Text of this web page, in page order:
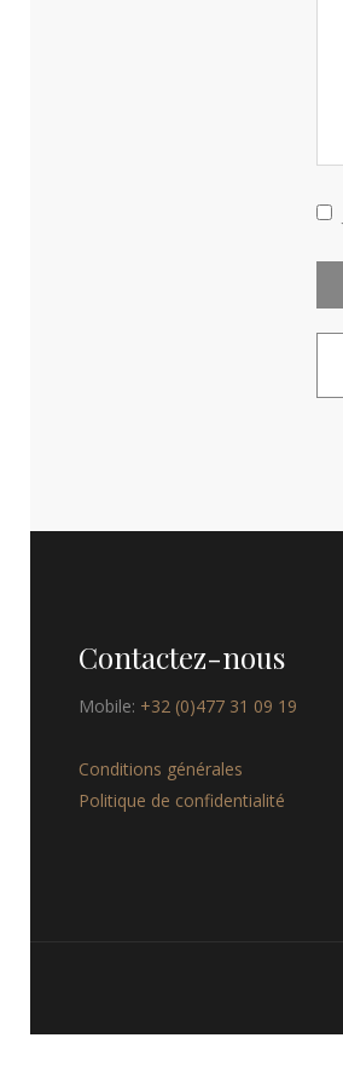
Contactez-nous
Mobile: +32 (0)477 31 09 19
Conditions générales
Politique de confidentialité